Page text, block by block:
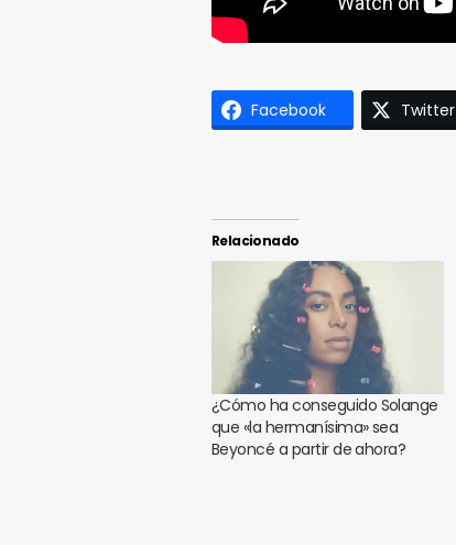
Facebook Twitter
Relacionado
¿Cómo ha conseguido Solange
que «la hermanísima» sea
Beyoncé a partir de ahora?